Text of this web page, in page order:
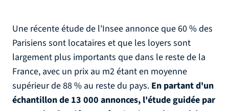
Une récente étude de l'Insee annonce que 60 % des
Parisiens sont locataires et que les loyers sont
largement plus importants que dans le reste de la
France, avec un prix au m2 étant en moyenne
supérieur de 88 % au reste du pays. En partant d'un
échantillon de 13 000 annonces, l'étude guidée par